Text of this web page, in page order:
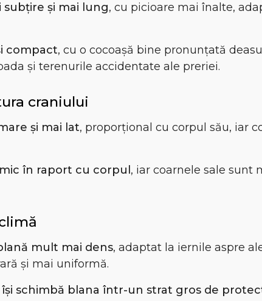
și mai lung, cu picioare mai înalte,
compact, cu o cocoașă bine pronunțată
și terenurile accidentate ale preriei.
craniului
și mai lat, proporțional cu corpul său, iar
în raport cu corpul , iar coarnele sale sunt
mult mai dens, adaptat la iernile aspre
și mai uniformă.
schimbă blana într-un strat gros de